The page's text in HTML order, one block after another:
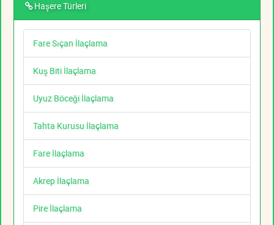
Haşere Türleri
Fare Sıçan İlaçlama
Kuş Biti İlaçlama
Uyuz Böceği İlaçlama
Tahta Kurusu İlaçlama
Fare İlaçlama
Akrep İlaçlama
Pire İlaçlama